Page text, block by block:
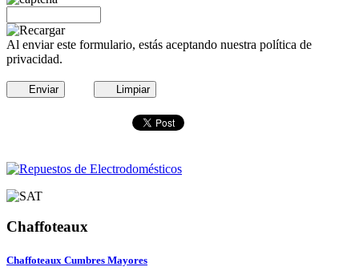
Al enviar este formulario, estás aceptando nuestra política de
privacidad.
Enviar Limpiar
Chaffoteaux
Chaffoteaux Cumbres Mayores